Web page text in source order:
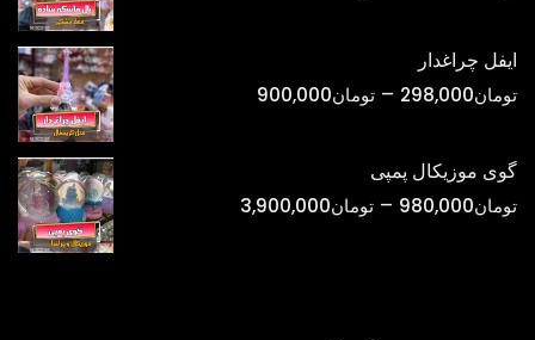
تومان750,000
ایفل چراغدار
تومان298,000
– تومان900,000
تومان900,000
گوی موزیکال پمپی
تومان980,000
– تومان3,900,000